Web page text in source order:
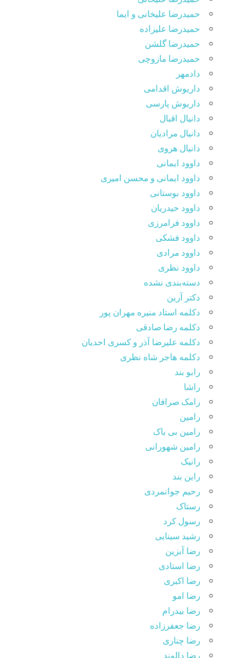
حمیدرضا علیخانی و ایما
حمیدرضا علیزاده
حمیدرضا گلشن
حمیدرضا مازوچی
دادمهر
داریوش اقدامی
داریوش پارسی
دانیال اقبال
دانیال مرادیان
دانیال هروی
داوود ایمانی
داوود ایمانی و محسن امیری
داوود بوستانی
داوود حیدریان
داوود فرامرزی
داوود فشکی
داوود مرادی
داوود نظری
دسته‌بندی نشده
دکتر آرین
دکلمه استاد منیره مهران پور
دکلمه رضا صادقی
دکلمه علیرضا آذر و کسری احدیان
دکلمه هاجر شاه نظری
رابو بند
راشا
رامک صرافان
رامین
رامین بی باک
رامین شهورانی
رانیک
راین بند
رحیم جوانمردی
رستاک
رسول کرد
رشید سینایی
رضا آبزین
رضا استادی
رضا اکبری
رضا امو
رضا بیدرام
رضا جعفرزاده
رضا چناری